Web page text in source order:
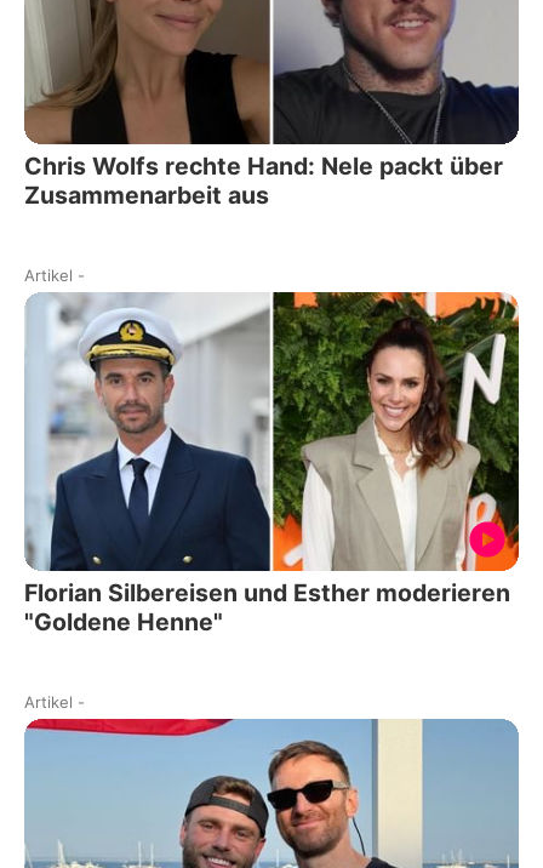
Chris Wolfs rechte Hand: Nele packt über
Zusammenarbeit aus
Artikel -
Florian Silbereisen und Esther moderieren
"Goldene Henne"
Artikel -